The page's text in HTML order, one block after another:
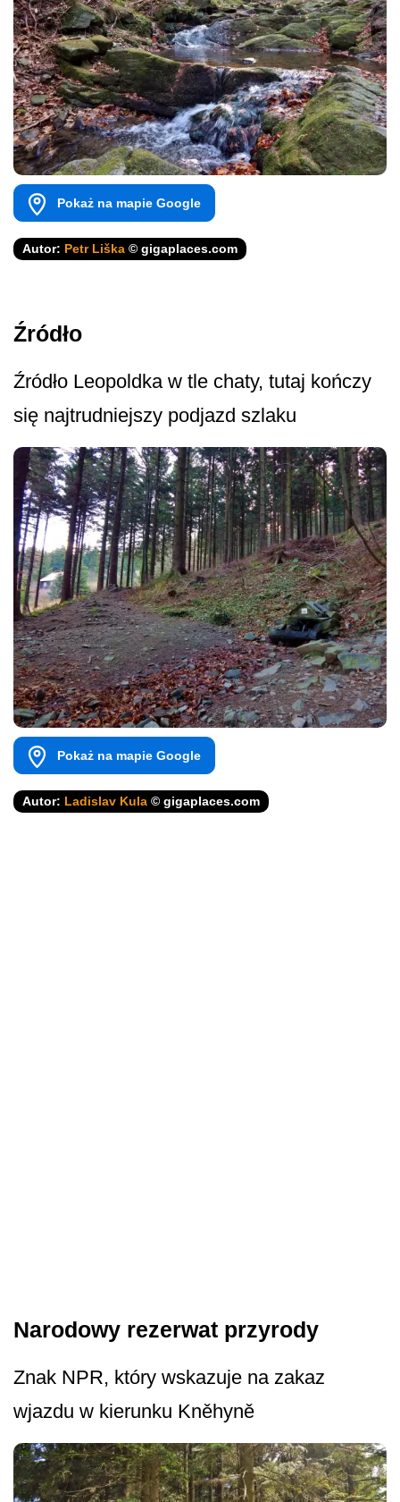
Pokaż na mapie Google
Autor: Petr Liška © gigaplaces.com
Źródło
Źródło Leopoldka w tle chaty, tutaj kończy
się najtrudniejszy podjazd szlaku
Pokaż na mapie Google
Autor: Ladislav Kula © gigaplaces.com
Narodowy rezerwat przyrody
Znak NPR, który wskazuje na zakaz
wjazdu w kierunku Kněhyně